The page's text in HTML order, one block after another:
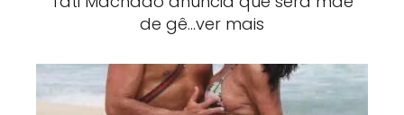
de gê…ver mais